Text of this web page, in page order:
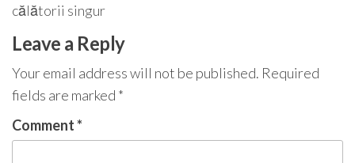
călătorii singur
Leave a Reply
Your email address will not be published. Required
fields are marked *
Comment*